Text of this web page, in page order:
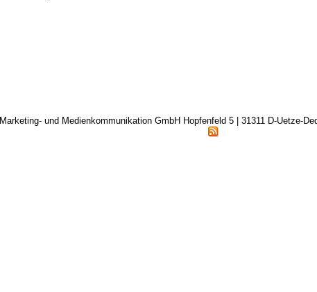
und Medienkommunikation GmbH Hopfenfeld 5 | 31311 D-Uetze-